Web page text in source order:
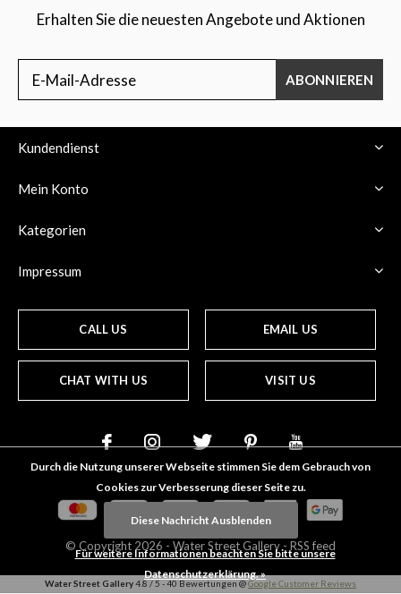
Erhalten Sie die neuesten Angebote und Aktionen
ABONNIEREN
Kundendienst
Mein Konto
Kategorien
Impressum
CALL US EMAIL US
CHAT WITH US VISIT US
© Copyright 2026 - Water Street Gallery- RSS feed
Water Street Gallery4.8 / 5 -40 Bewertungen @Google Customer Reviews
Durch die Nutzung unserer Webseite stimmen Sie dem Gebrauch von
Cookies zur Verbesserung dieser Seite zu.
Diese Nachricht Ausblenden
Für weitere Informationen beachten Sie bitte unsere
Datenschutzerklärung. »